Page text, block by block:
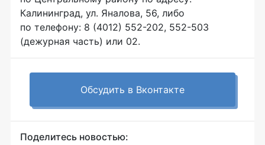
Калининград, ул. Яналова, 56, либо
по телефону: 8 (4012) 552-202, 552-503
(дежурная часть) или 02.
Обсудить в Вконтакте
Поделитесь новостью: